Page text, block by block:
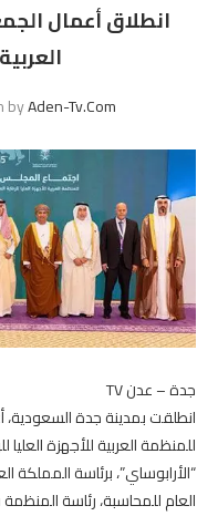
byAden-Tv.com
جدة – عدن TV
انطلقت بمدينة جدة
للمنظمة العربية للأجهزة العليا
“الأرابوساي”، برئاسة المملكة
العام للمحاسبة، رئاسة المنظمة